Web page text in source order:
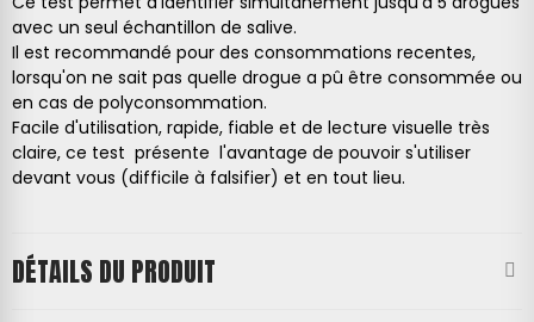
avec un seul échantillon de salive.
Il est recommandé pour des consommations recentes,
lorsqu'on ne sait pas quelle drogue a pû être consommée ou
en cas de polyconsommation.
Facile d'utilisation, rapide, fiable et de lecture visuelle très
claire, ce test présente l'avantage de pouvoir s'utiliser
devant vous (difficile à falsifier) et en tout lieu.
DÉTAILS DU PRODUIT